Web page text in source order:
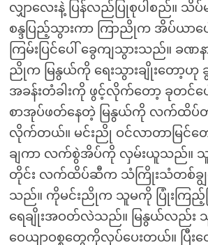
လျှာလေးနဲ့ ပြန်လည်ပြုစုပါစည်။ သိပ်
စန္ဒပြည့်သွားကာ ကြာညိုက အိပ်ယာပ
ကြမ်းပြင်ပေါ် ခွေကျသွားသည်။ ခဏနာ
ညိုက မြနွယ်ကို ရေးသွားချိုးတော့ဟု
အခန်းတံခါးကို ဖွင့်လိုက်တော့ ခုတင်ပေ
စာအုပ်ဖတ်နေတဲ့ မြနွယ်ကို လက်ထိပ်တ
လိုက်တယ်။ မင်းညို ဝင်လာတာမြင်တ
ချကာ လက်စွဲအိပ်ကို လှမ်းယူသည်။
တိုင်း လက်ထိပ်ဆီက သံကြိုးသံတစ်ချွင်
သည်။ ကိုမင်းညိုက သူမကို ပြုံးကြည့်ပြီ
ရေချိုးအဝတ်လဲသည်။ မြနွယ်လည်း
ဝေယျာဝစ္စတွေကိုလုပ်ပေးတယ်။ ပြီးတ